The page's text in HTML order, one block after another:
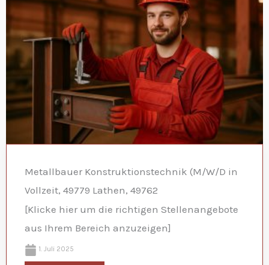
Metallbauer Konstruktionstechnik (M/W/D in
Vollzeit, 49779 Lathen, 49762
[Klicke hier um die richtigen Stellenangebote
aus Ihrem Bereich anzuzeigen]
1. Juli 2025